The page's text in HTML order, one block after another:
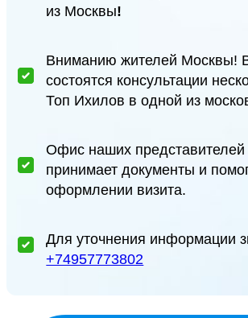
из Москвы!
Вниманию жителей Москвы!
состоятся консультации
Топ Ихилов в одной из
Офис наших
принимает документы и
оформлении визита.
Для уточнения информации
+74957773802